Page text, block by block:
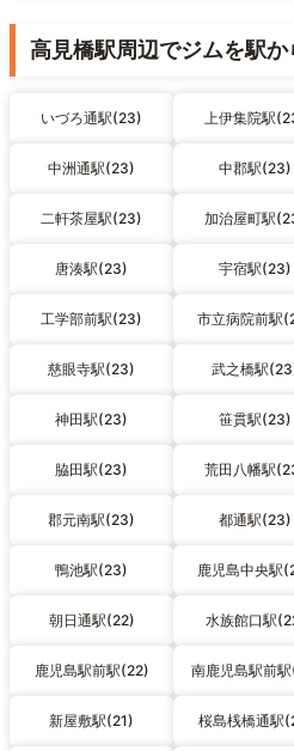
高見橋駅周辺でジムを駅か
いづろ通駅(23) 上伊集院駅
中洲通駅(23) 中郡駅(23)
二軒茶屋駅(23) 加治屋町駅
唐湊駅(23) 宇宿駅(23)
工学部前駅(23) 市立病院前駅
慈眼寺駅(23) 武之橋駅
神田駅(23) 笹貫駅(23)
脇田駅(23) 荒田八幡駅
郡元南駅(23) 都通駅(23)
鴨池駅(23) 鹿児島中央駅
朝日通駅(22) 水族館口駅
鹿児島駅前駅(22) 南鹿児島駅前
新屋敷駅(21) 桜島桟橋通駅